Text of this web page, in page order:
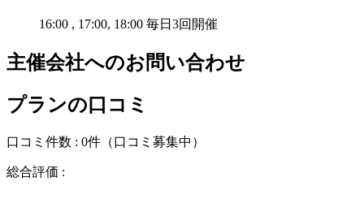
16:00 , 17:00, 18:00 毎日3回開催
主催会社へのお問い合わせ
プランの口コミ
口コミ件数 : 0件 （口コミ募集中）
総合評価 :